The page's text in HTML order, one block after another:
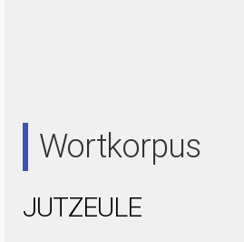
Wortkorpus
JUTZEULE